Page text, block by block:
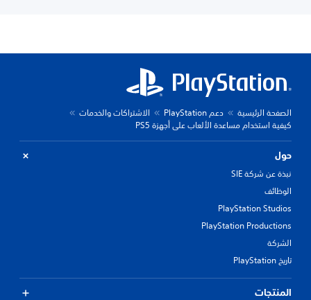
الصفحة الرئيسية دعم PlayStation
الاشتراكات والخدمات
كيفية استخدام مساعدة الألعاب على أجهزة PS5
حول
نبذة عن شركة SIE
الوظائف
PlayStation Studios
PlayStation Productions
الشركة
تاريخ PlayStation
المنتجات